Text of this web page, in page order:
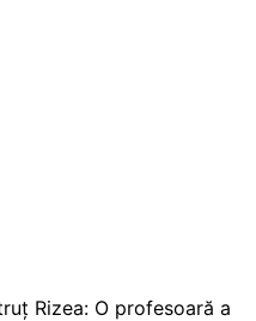
Rizea: O profesoară a